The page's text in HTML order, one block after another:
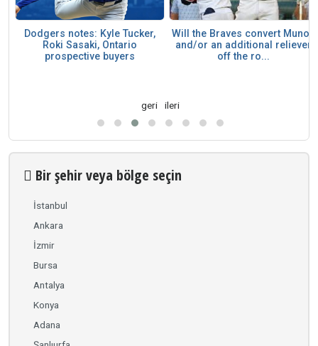
Dodgers notes: Kyle Tucker,
Roki Sasaki, Ontario
prospective buyers
Will the Braves convert Munoz
and/or an additional reliever
off the ro...
geri ileri
Bir şehir veya bölge seçin
İstanbul
Ankara
İzmir
Bursa
Antalya
Konya
Adana